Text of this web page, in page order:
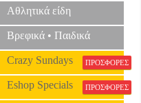
Αθλητικά είδη
Βρεφικά • Παιδικά
Crazy Sundays ΠΡΟΣΦΟΡΕΣ
Eshop Specials ΠΡΟΣΦΟΡΕΣ